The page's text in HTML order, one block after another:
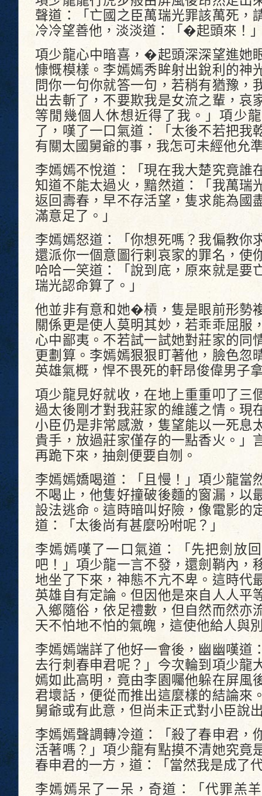
聲道：「亡國之臣萬瑞光罪該萬死，
冷冷望善他，淡淡道：「�起頭來！
項少龍心中暗喜，�起頭深深望進她
慷慨模樣。李嫣嫣秀眸射出銳利的神
問你一句你就答一句，若稍有猶豫，
出去斬了，不要欺我是女流之輩，哀
等閒幾個人休想近得了我。」項少
了，嘆了一口氣道：「太後不若把我
有關太國舅爺的事，我怎可未經他允
李嫣嫣不悅道：「現在我大楚究竟誰
知道不能太過火，黯然道：「我萬瑞
返回壽春，早不存活望，隻求能為國
滿意足了。」
李嫣嫣怒道：「你想死嗎？我偏教你
還派你一個意圖行剌哀家的罪名，使
哈哈一笑道：「說到底，原來就是要
瑞光認命算了。」
他並非有意和她�槓，隻是眼前形勢
關係更是使人莫明其妙，若乖乖屈服
心中鄙夷。不若試一試她對莊家的同
更劃算。李嫣嫣狠狠盯著他，臉色忽
英雄氣概，悍不畏死的軒昂俊偉男子
項少龍見好就收，在地上重重叩了三
過太後剛才對我莊家的維護之情。現
小臣仍是非常感激，隻望能以一死
貴手，放過莊家僅存的一點香火。」
再跪下來，抽劍便要自刎。
李嫣嫣嬌喝道：「且慢！」項少龍當
不喝止，他隻好撞破後麵的窗漏，以
設法逃命。這時暗叫好險，像電影的
道：「太後尚有甚麼吩咐呢？」
李嫣嫣嘆了一口氣道：「先把劍放
吧！」項少龍一言不發，還劍鞘內，
地坐了下來，神態不亢不卑。這時代
英雄自有定論。但因他是來自人人平
入鄉隨俗，依足禮數，但自然而然亦
天不怕地不怕的氣魄，這使他給人與
李嫣嫣端詳了他好一會後，幽幽嘆道
去行刺春申君呢？」今次輪到項少龍
嫣如此高明，竟由李園囑他躲在屏風
君壞話，便從而推出這麼樣的結論來
舅爺或有此意，但尚未正式對小臣說
李嫣嫣聲調轉冷道：「殺了春申君，
活著嗎？」項少龍有點摸不清她究竟
春申君的一方，道：「當然我是成了
李嫣嫣呆了一呆，奇道：「代罪羔